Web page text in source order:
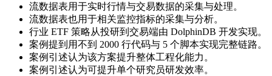
流数据表用于实时行情与交易数据的采集与处理。
流数据表也用于相关监控指标的采集与分析。
行业 ETF 策略从投研到交易端由 DolphinDB 开发实现。
案例提到用不到 2000 行代码与 5 个脚本实现完整链路。
案例引述认为该方案提升整体工程化能力。
案例引述认为可提升单个研究员研发效率。